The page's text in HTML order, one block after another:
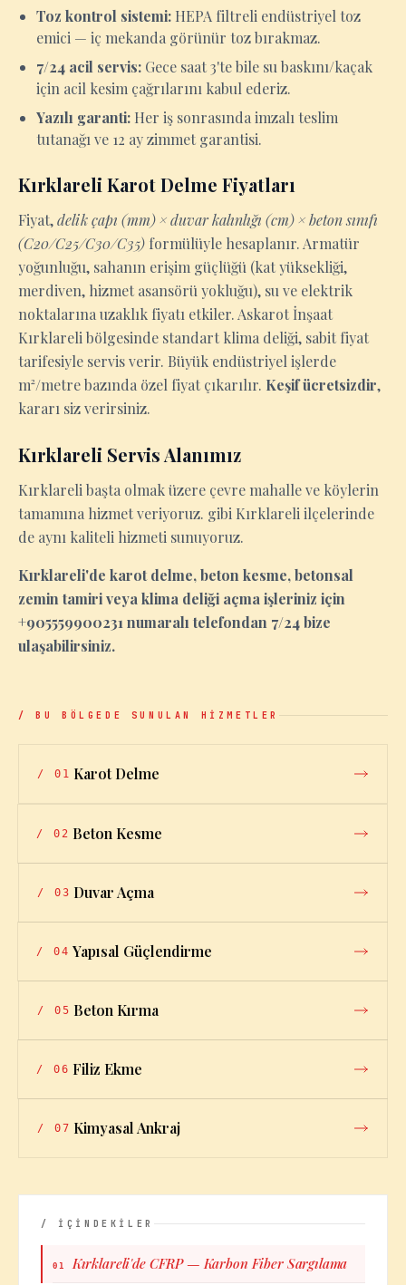
Toz kontrol sistemi: HEPA filtreli endüstriyel toz
emici — iç mekanda görünür toz bırakmaz.
7/24 acil servis: Gece saat 3'te bile su baskını/kaçak
için acil kesim çağrılarını kabul ederiz.
Yazılı garanti: Her iş sonrasında imzalı teslim
tutanağı ve 12 ay zimmet garantisi.
Kırklareli Karot Delme Fiyatları
Fiyat,delik çapı (mm) × duvar kalınlığı (cm) × beton sınıfı
(C20/C25/C30/C35) formülüyle hesaplanır. Armatür
yoğunluğu, sahanın erişim güçlüğü (kat yüksekliği,
merdiven, hizmet asansörü yokluğu), su ve elektrik
noktalarına uzaklık fiyatı etkiler. Askarot İnşaat
Kırklareli bölgesinde standart klima deliği, sabit fiyat
tarifesiyle servis verir. Büyük endüstriyel işlerde
m²/metre bazında özel fiyat çıkarılır. Keşif ücretsizdir,
kararı siz verirsiniz.
Kırklareli Servis Alanımız
Kırklareli başta olmak üzere çevre mahalle ve köylerin
tamamına hizmet veriyoruz. gibi Kırklareli ilçelerinde
de aynı kaliteli hizmeti sunuyoruz.
Kırklareli'de karot delme, beton kesme, betonsal
zemin tamiri veya klima deliği açma işleriniz için
+905559900231 numaralı telefondan 7/24 bize
ulaşabilirsiniz.
/ BU BÖLGEDE SUNULAN HİZMETLER
/ 01 Karot Delme
/ 02 Beton Kesme
/ 03 Duvar Açma
/ 04 Yapısal Güçlendirme
/ 05 Beton Kırma
/ 06 Filiz Ekme
/ 07 Kimyasal Ankraj
/ İÇİNDEKİLER
01 Kırklareli'de CFRP — Karbon Fiber Sargılama